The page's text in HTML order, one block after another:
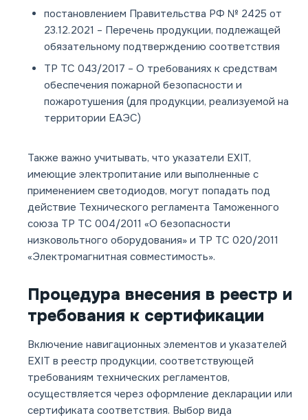
постановлением Правительства РФ № 2425 от
23.12.2021 – Перечень продукции, подлежащей
обязательному подтверждению соответствия
ТР ТС 043/2017 – О требованиях к средствам
обеспечения пожарной безопасности и
пожаротушения (для продукции, реализуемой на
территории ЕАЭС)
Также важно учитывать, что указатели EXIT,
имеющие электропитание или выполненные с
применением светодиодов, могут попадать под
действие Технического регламента Таможенного
союза ТР ТС 004/2011 «О безопасности
низковольтного оборудования» и ТР ТС 020/2011
«Электромагнитная совместимость».
Процедура внесения в реестр и
требования к сертификации
Включение навигационных элементов и указателей
EXIT в реестр продукции, соответствующей
требованиям технических регламентов,
осуществляется через оформление декларации или
сертификата соответствия. Выбор вида